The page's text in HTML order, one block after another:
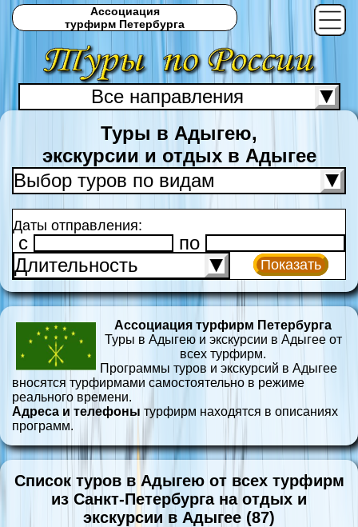
Ассоциация
турфирм Петербурга
Все направления
Туры в Адыгею,
экскурсии и отдых в Адыгее
Выбор туров по видам
Даты отправления:
c
по
Длительность
Показать
Ассоциация турфирм Петербурга
Туры в Адыгею и экскурсии в Адыгее от
всех турфирм.
Программы туров и экскурсий в Адыгее
вносятся турфирмами самостоятельно в режиме
реального времени.
Адреса и телефоны турфирм находятся в описаниях
программ.
Список туров в Адыгею от всех турфирм
из Санкт-Петербурга на отдых и
экскурсии в Адыгее (87)